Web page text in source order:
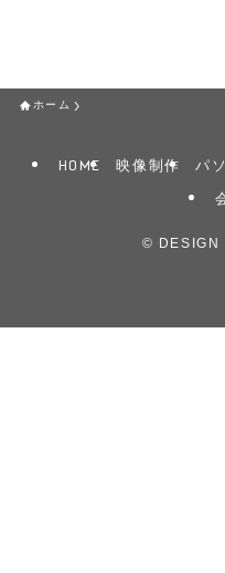
ホーム
HOME 映像制作 パ
©